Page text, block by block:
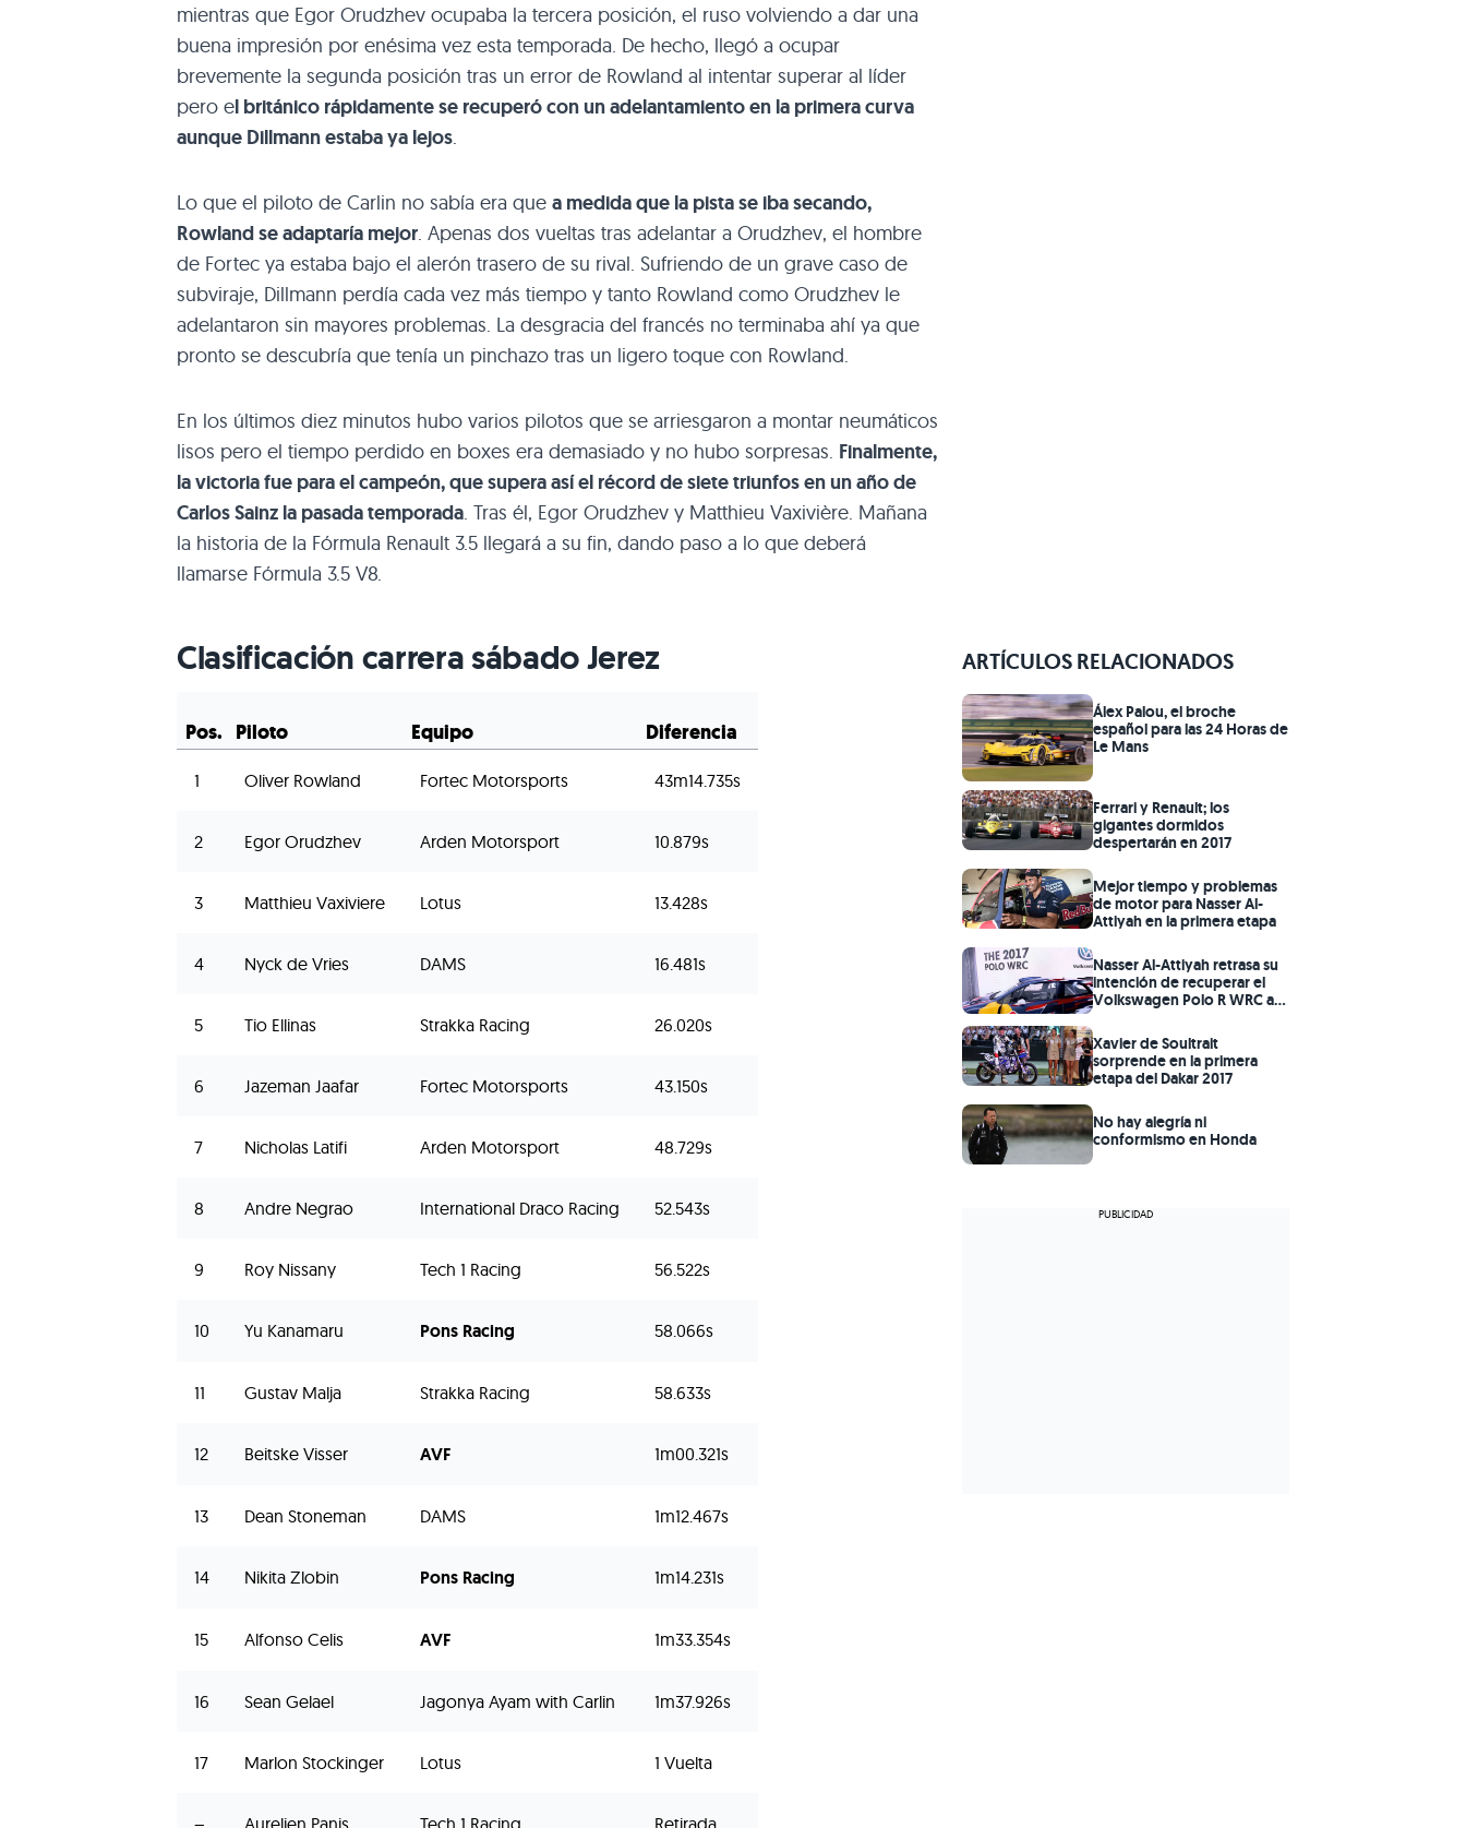
mientras que Egor Orudzhev ocupaba la tercera posición, el ruso volviendo a dar una
buena impresión por enésima vez esta temporada. De hecho, llegó a ocupar
brevemente la segunda posición tras un error de Rowland al intentar superar al líder
pero el británico rápidamente se recuperó con un adelantamiento en la primera curva
aunque Dillmann estaba ya lejos.
Lo que el piloto de Carlin no sabía era que a medida que la pista se iba secando,
Rowland se adaptaría mejor. Apenas dos vueltas tras adelantar a Orudzhev, el hombre
de Fortec ya estaba bajo el alerón trasero de su rival. Sufriendo de un grave caso de
subviraje, Dillmann perdía cada vez más tiempo y tanto Rowland como Orudzhev le
adelantaron sin mayores problemas. La desgracia del francés no terminaba ahí ya que
pronto se descubría que tenía un pinchazo tras un ligero toque con Rowland.
En los últimos diez minutos hubo varios pilotos que se arriesgaron a montar neumáticos
lisos pero el tiempo perdido en boxes era demasiado y no hubo sorpresas. Finalmente,
la victoria fue para el campeón, que supera así el récord de siete triunfos en un año de
Carlos Sainz la pasada temporada. Tras él, Egor Orudzhev y Matthieu Vaxivière. Mañana
la historia de la Fórmula Renault 3.5 llegará a su fin, dando paso a lo que deberá
llamarse Fórmula 3.5 V8.
Clasificación carrera sábado Jerez
Pos. Piloto Equipo Diferencia
1 Oliver Rowland Fortec Motorsports 43m14.735s
2 Egor Orudzhev Arden Motorsport 10.879s
3 Matthieu Vaxiviere Lotus 13.428s
4 Nyck de Vries DAMS 16.481s
5 Tio Ellinas Strakka Racing 26.020s
6 Jazeman Jaafar Fortec Motorsports 43.150s
7 Nicholas Latifi Arden Motorsport 48.729s
8 Andre Negrao International Draco Racing 52.543s
9 Roy Nissany Tech 1 Racing 56.522s
10 Yu Kanamaru Pons Racing 58.066s
11 Gustav Malja Strakka Racing 58.633s
12 Beitske Visser AVF 1m00.321s
13 Dean Stoneman DAMS 1m12.467s
14 Nikita Zlobin Pons Racing 1m14.231s
15 Alfonso Celis AVF 1m33.354s
16 Sean Gelael Jagonya Ayam with Carlin 1m37.926s
17 Marlon Stockinger Lotus 1 Vuelta
ARTÍCULOS RELACIONADOS
Álex Palou, el broche
español para las 24 Horas de
Le Mans
Ferrari y Renault; los
gigantes dormidos
despertarán en 2017
Mejor tiempo y problemas
de motor para Nasser Al-
Attiyah en la primera etapa
Nasser Al-Attiyah retrasa su
intención de recuperar el
Volkswagen Polo R WRC a
Xavier de Soultrait
sorprende en la primera
etapa del Dakar 2017
No hay alegría ni
conformismo en Honda